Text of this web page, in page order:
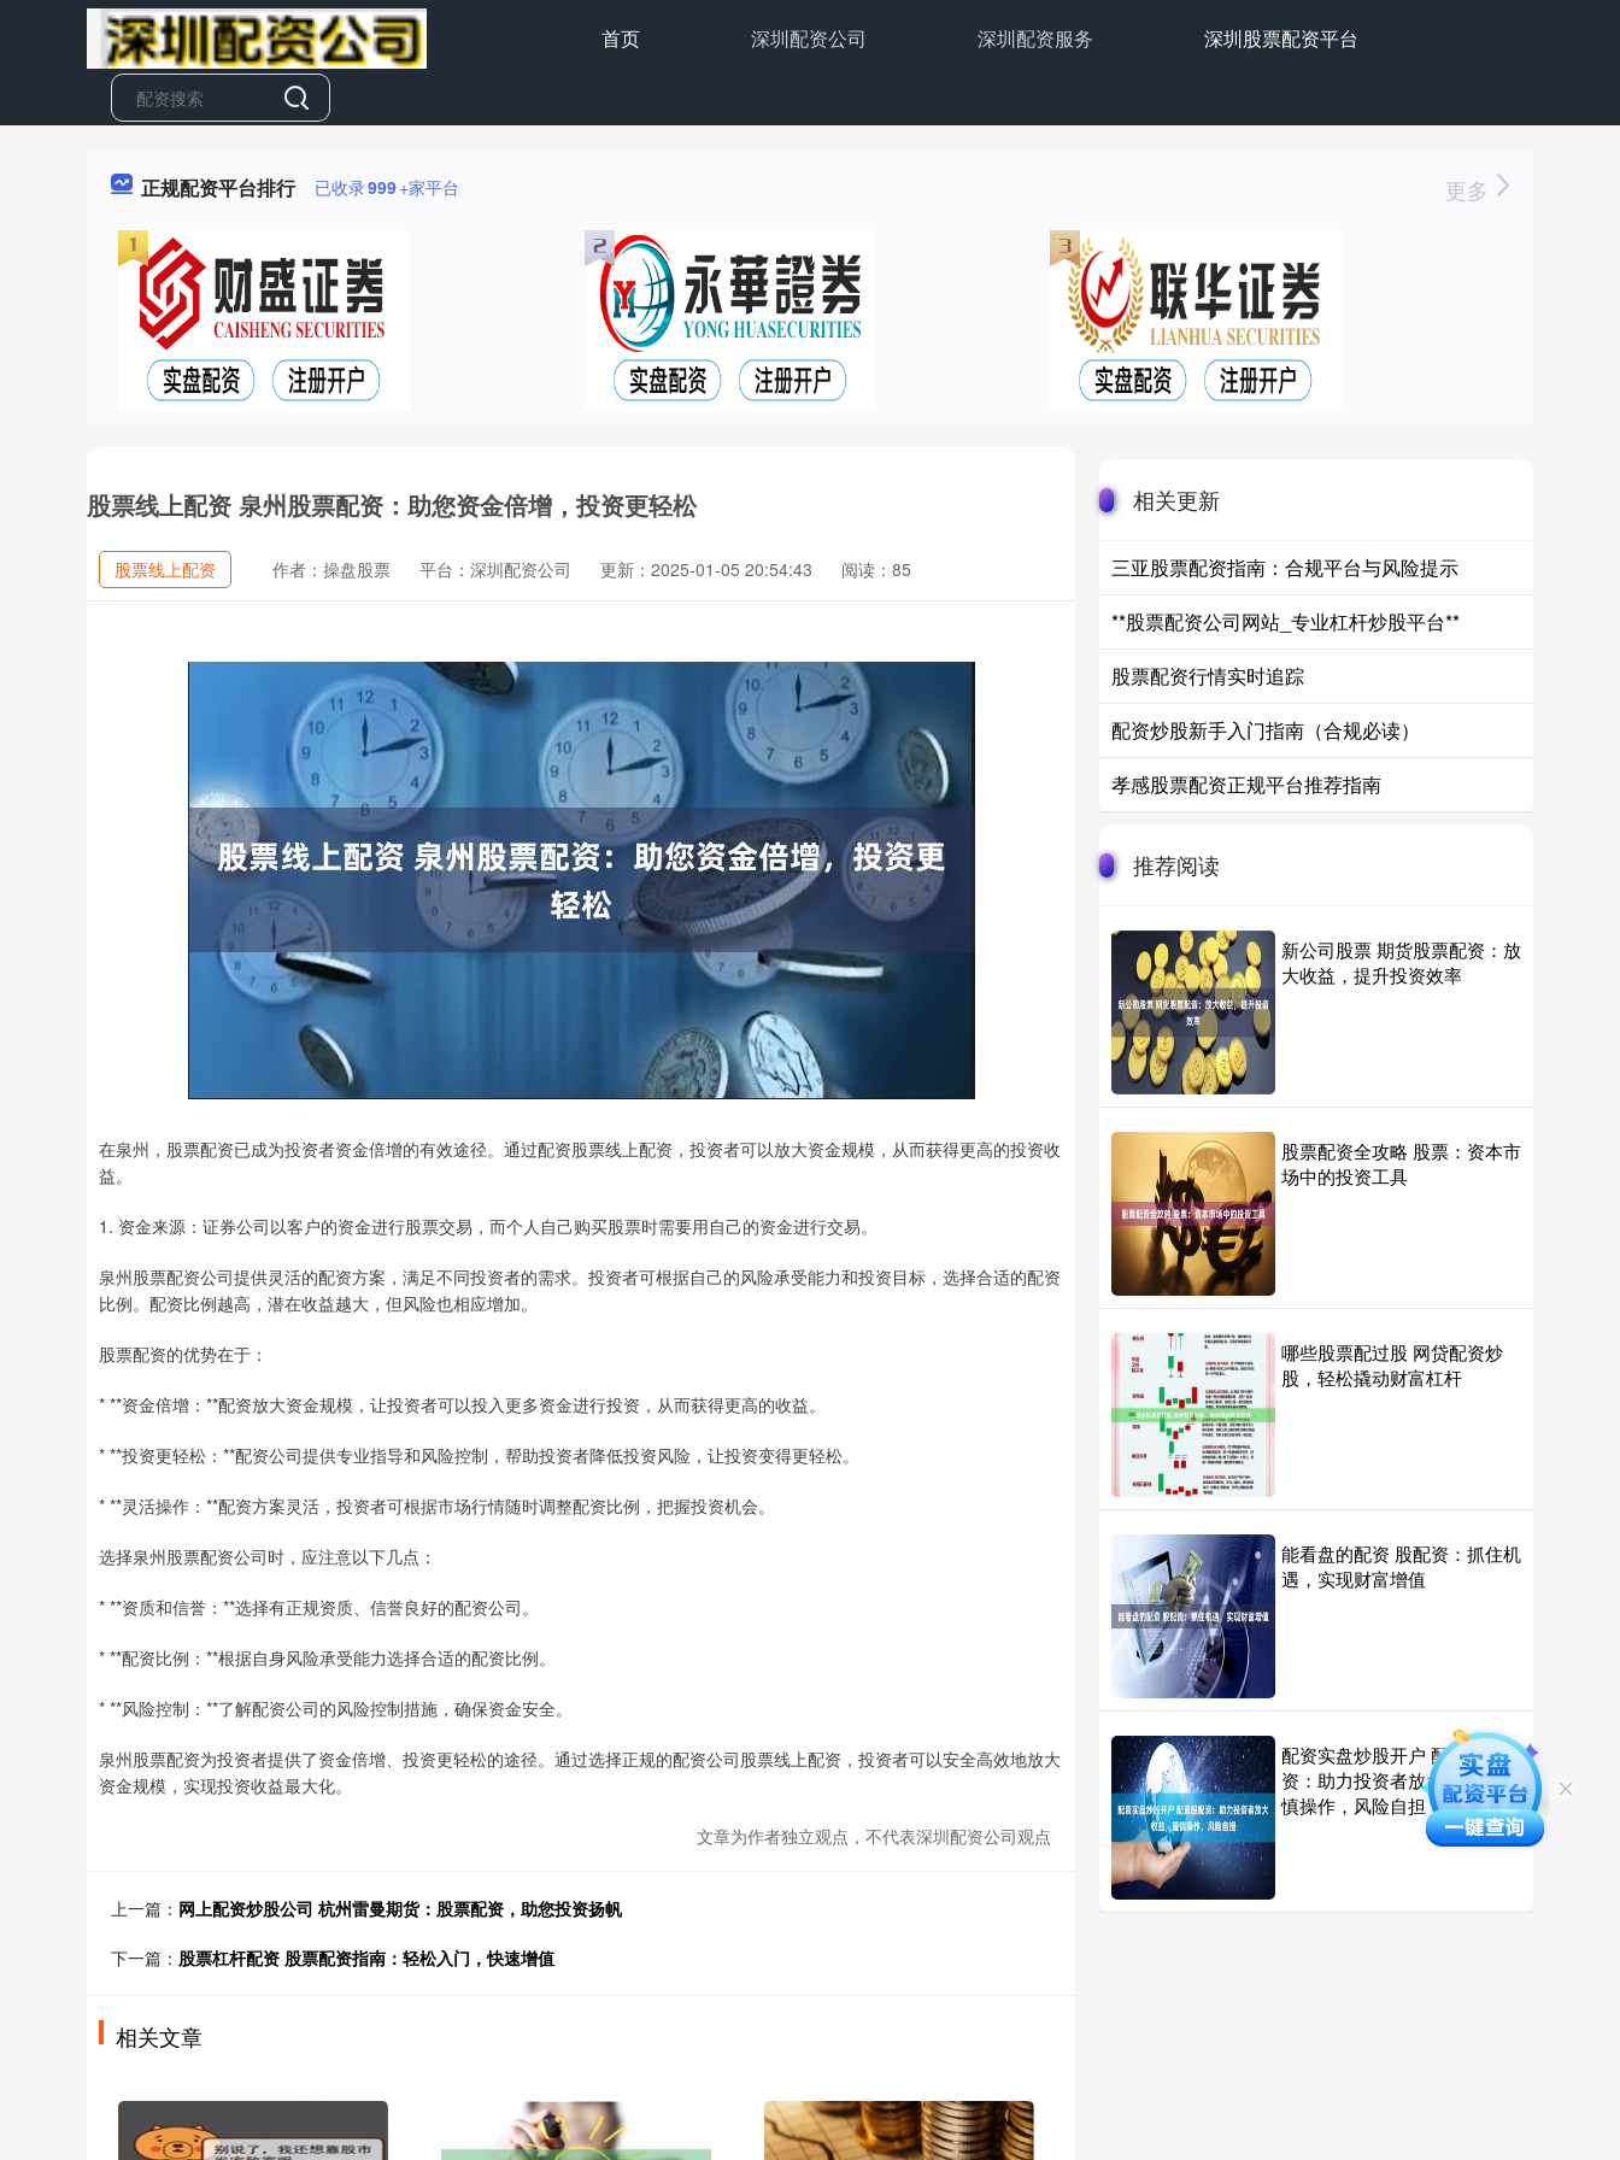
首页 深圳配资公司 深圳配资服务 深圳股票配资平台
正规配资平台排行 已收录999+家平台 更多
股票线上配资 泉州股票配资：助您资金倍增，投资更轻松
股票线上配资 作者：操盘股票 平台：深圳配资公司 更新：2025-01-05 20:54:43 阅读：85
在泉州，股票配资已成为投资者资金倍增的有效途径。通过配资股票线上配资，投资者可以放大资金规模，从而获得更高的投资收
益。
1. 资金来源：证券公司以客户的资金进行股票交易，而个人自己购买股票时需要用自己的资金进行交易。
泉州股票配资公司提供灵活的配资方案，满足不同投资者的需求。投资者可根据自己的风险承受能力和投资目标，选择合适的配资
比例。配资比例越高，潜在收益越大，但风险也相应增加。
股票配资的优势在于：
* **资金倍增：**配资放大资金规模，让投资者可以投入更多资金进行投资，从而获得更高的收益。
* **投资更轻松：**配资公司提供专业指导和风险控制，帮助投资者降低投资风险，让投资变得更轻松。
* **灵活操作：**配资方案灵活，投资者可根据市场行情随时调整配资比例，把握投资机会。
选择泉州股票配资公司时，应注意以下几点：
* **资质和信誉：**选择有正规资质、信誉良好的配资公司。
* **配资比例：**根据自身风险承受能力选择合适的配资比例。
* **风险控制：**了解配资公司的风险控制措施，确保资金安全。
泉州股票配资为投资者提供了资金倍增、投资更轻松的途径。通过选择正规的配资公司股票线上配资，投资者可以安全高效地放大
资金规模，实现投资收益最大化。
文章为作者独立观点，不代表深圳配资公司观点
上一篇： 网上配资炒股公司 杭州雷曼期货：股票配资，助您投资扬帆
下一篇： 股票杠杆配资 股票配资指南：轻松入门，快速增值
相关文章
相关更新
三亚股票配资指南：合规平台与风险提示
**股票配资公司网站_专业杠杆炒股平台**
股票配资行情实时追踪
配资炒股新手入门指南（合规必读）
孝感股票配资正规平台推荐指南
推荐阅读
新公司股票 期货股票配资：放
大收益，提升投资效率
股票配资全攻略 股票：资本市
场中的投资工具
哪些股票配过股 网贷配资炒
股，轻松撬动财富杠杆
能看盘的配资 股配资：抓住机
遇，实现财富增值
配资实盘炒股开户 配资股配
资：助力投资者放大收益，谨
慎操作，风险自担